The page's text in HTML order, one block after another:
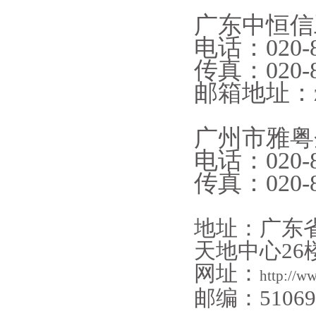
广东中恒
电话：020-
传真：020-
邮箱地址：
广州市雅
电话：020-
传真：020-
地址：广东
天地中心26
网址： http://
邮编：